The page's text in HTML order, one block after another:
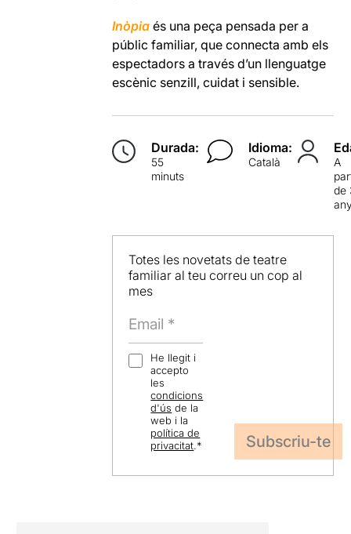
Inòpia és una peça pensada per a
públic familiar, que connecta amb els
espectadors a través d’un llenguatge
escènic senzill, cuidat i sensible.
Durada:
55
minuts
Idioma:
Català
A
de
Totes les novetats de teatre
familiar al teu correu un cop al
mes
He llegit i
accepto
les
condicions
d'ús de la
web i la
política de
privacitat.*